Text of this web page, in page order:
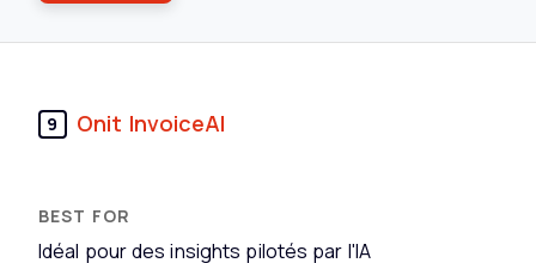
9 Onit InvoiceAI
Idéal pour des insights pilotés par l'IA